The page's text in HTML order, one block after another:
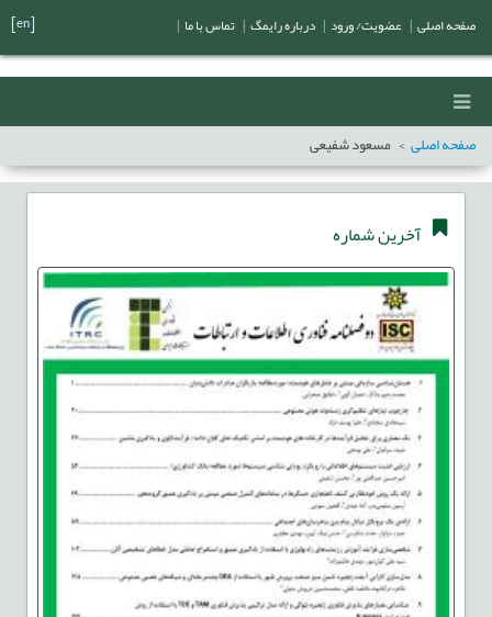
صفحه اصلی مسعود شفیعی
آخرین شماره
صفحه اصلی عضویت/ ورود درباره رایمگ تماس با ما